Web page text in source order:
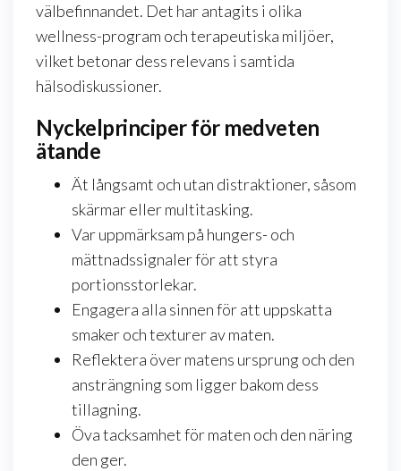
välbefinnandet. Det har antagits i olika
wellness-program och terapeutiska miljöer,
vilket betonar dess relevans i samtida
hälsodiskussioner.
Nyckelprinciper för medveten
ätande
Ät långsamt och utan distraktioner, såsom
skärmar eller multitasking.
Var uppmärksam på hungers- och
mättnadssignaler för att styra
portionsstorlekar.
Engagera alla sinnen för att uppskatta
smaker och texturer av maten.
Reflektera över matens ursprung och den
ansträngning som ligger bakom dess
tillagning.
Öva tacksamhet för maten och den näring
den ger.